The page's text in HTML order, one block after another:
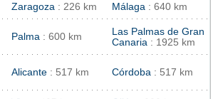
Zaragoza : 226 km Málaga : 640 km
Palma : 600 km
Las Palmas de Gran
Canaria : 1925 km
Alicante : 517 km Córdoba : 517 km